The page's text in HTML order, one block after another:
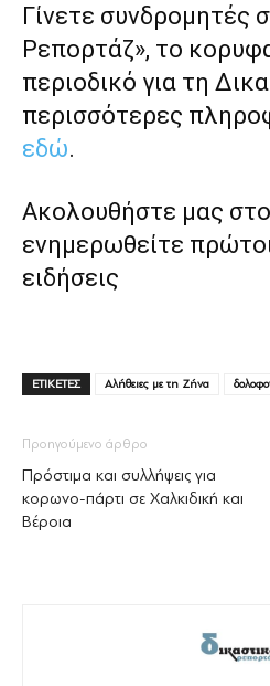
Γίνετε συνδρομητές
Ρεπορτάζ», το
περιοδικό για τη
περισσότερες
εδώ.
Ακολουθήστε μας στο
ενημερωθείτε
ειδήσεις
ΕΤΙΚΕΤΕΣ Αλήθειες με τη Ζήνα
Προηγούμενο άρθρο
Πρόστιμα και συλλήψεις για
κορωνο-πάρτι σε Χαλκιδική και
Βέρoια